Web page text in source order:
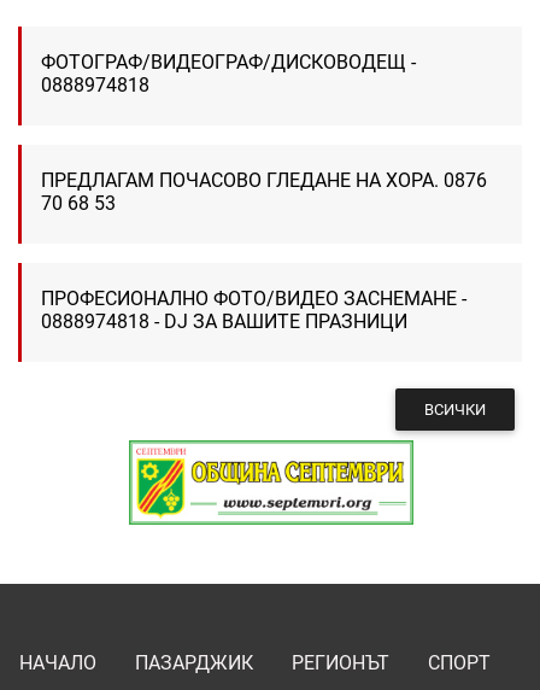
ФОТОГРАФ/ВИДЕОГРАФ/ДИСКОВОДЕЩ -
0888974818
ПРЕДЛАГАМ ПОЧАСОВО ГЛЕДАНЕ НА ХОРА. 0876
70 68 53
ПРОФЕСИОНАЛНО ФОТО/ВИДЕО ЗАСНЕМАНЕ -
0888974818 - DJ ЗА ВАШИТЕ ПРАЗНИЦИ
ВСИЧКИ
НАЧАЛО ПАЗАРДЖИК РЕГИОНЪТ
СПОРТ